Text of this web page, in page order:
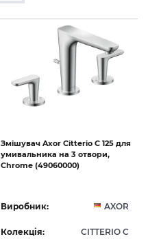
Змішувач Axor Citterio C 125 для
умивальника на 3 отвори,
Chrome (49060000)
Виробник: AXOR
Колекція: CITTERIO C